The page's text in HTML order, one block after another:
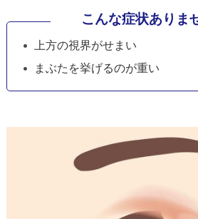
こんな症状ありま
上方の視界がせまい
まぶたを挙げるのが重い